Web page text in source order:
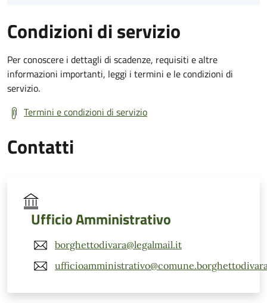
Condizioni di servizio
Per conoscere i dettagli di scadenze, requisiti e altre
informazioni importanti, leggi i termini e le condizioni di
servizio.
Termini e condizioni di servizio
Contatti
Ufficio Amministrativo
borghettodivara@legalmail.it